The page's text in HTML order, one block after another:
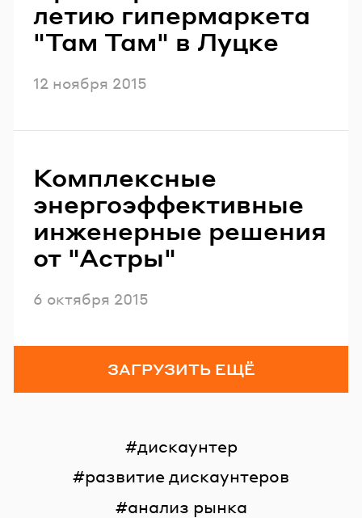
летию гипермаркета
"Там Там" в Луцке
Опубликовано
12 ноября 2015
Комплексные
энергоэффективные
инженерные решения
от "Астры"
Опубликовано
6 октября 2015
ЗАГРУЗИТЬ ЕЩЁ
дискаунтер
развитие дискаунтеров
анализ рынка